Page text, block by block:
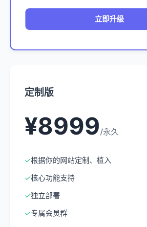
立即升级
定制版
¥8999/永久
✓根据你的网站定制、植入
✓核心功能支持
✓独立部署
✓专属会员群